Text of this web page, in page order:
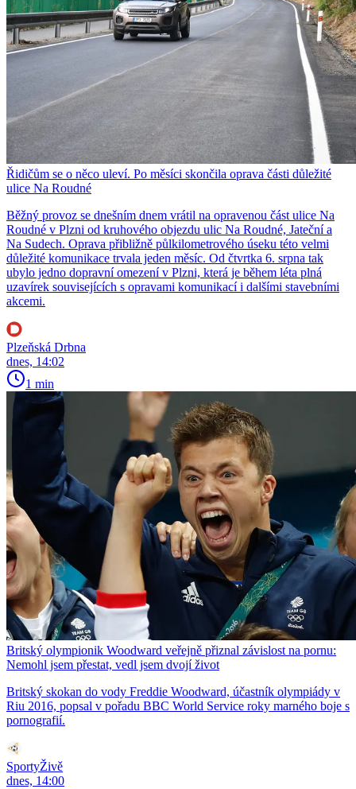
Řidičům se o něco uleví. Po měsíci skončila oprava části důležité
ulice Na Roudné
Běžný provoz se dnešním dnem vrátil na opravenou část ulice Na
Roudné v Plzni od kruhového objezdu ulic Na Roudné, Jateční a
Na Sudech. Oprava přibližně půlkilometrového úseku této velmi
důležité komunikace trvala jeden měsíc. Od čtvrtka 6. srpna tak
ubylo jedno dopravní omezení v Plzni, která je během léta plná
uzavírek souvisejících s opravami komunikací i dalšími stavebními
akcemi.
Plzeňská Drbna
dnes, 14:02
1 min
Britský olympionik Woodward veřejně přiznal závislost na pornu:
Nemohl jsem přestat, vedl jsem dvojí život
Britský skokan do vody Freddie Woodward, účastník olympiády v
Riu 2016, popsal v pořadu BBC World Service roky marného boje s
pornografií.
SportyŽivě
dnes, 14:00